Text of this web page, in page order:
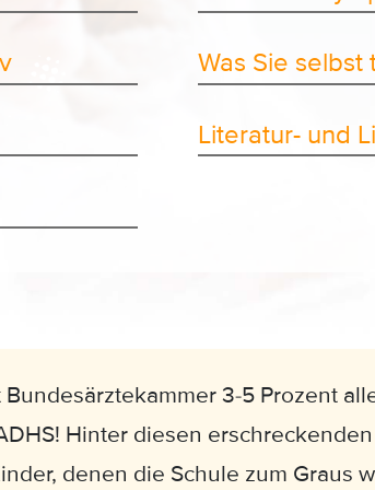
Was Sie selbst
Literatur- und
3-5 Prozent
Hinter diesen
denen die Schule zum Graus